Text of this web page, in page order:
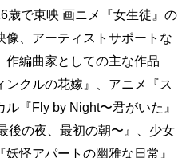
歳で東映 画ニメ『女生徒』の
、アーティストサポートな
作編曲家としての主な作品
クルの花嫁』、アニメ『ス
『Fly by Night〜君がいた』
後の夜、最初の朝〜』、少女
怪アパートの幽雅な日常』